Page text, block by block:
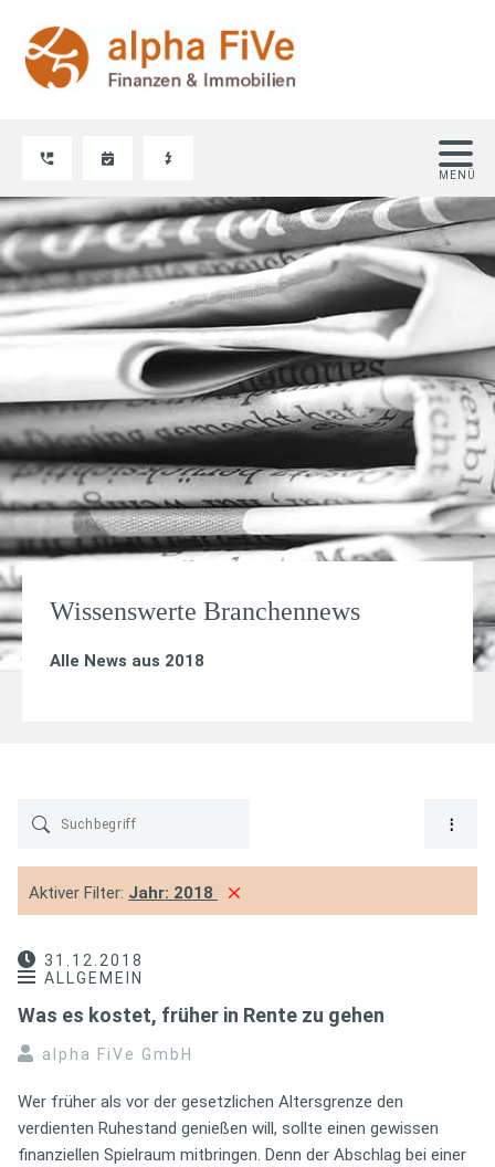
Wissenswerte Branchennews
Alle News aus 2018
Aktiver Filter: Jahr: 2018
31.12.2018
ALLGEMEIN
Was es kostet, früher in Rente zu gehen
alpha FiVe GmbH
Wer früher als vor der gesetzlichen Altersgrenze den
verdienten Ruhestand genießen will, sollte einen gewissen
finanziellen Spielraum mitbringen. Denn der Abschlag bei einer